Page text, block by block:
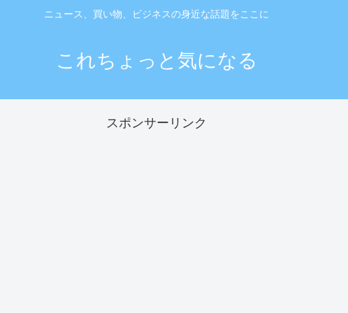
ニュース、買い物、ビジネスの身近な話題をここに
これちょっと気になる
スポンサーリンク